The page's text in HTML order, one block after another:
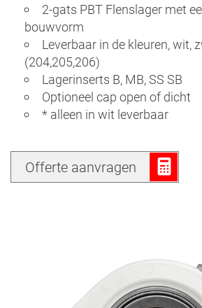
2-gats PBT Flenslager met
bouwvorm
Leverbaar in de kleuren, wit,
(204,205,206)
Lagerinserts B, MB, SS SB
Optioneel cap open of dicht
* alleen in wit leverbaar
Offerte aanvragen